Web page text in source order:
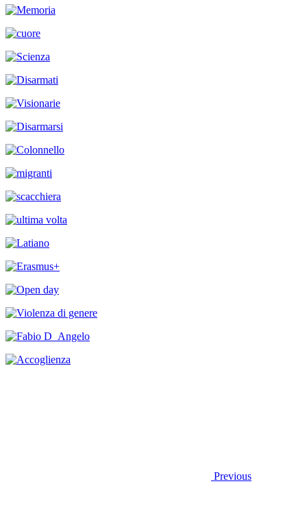
Previous